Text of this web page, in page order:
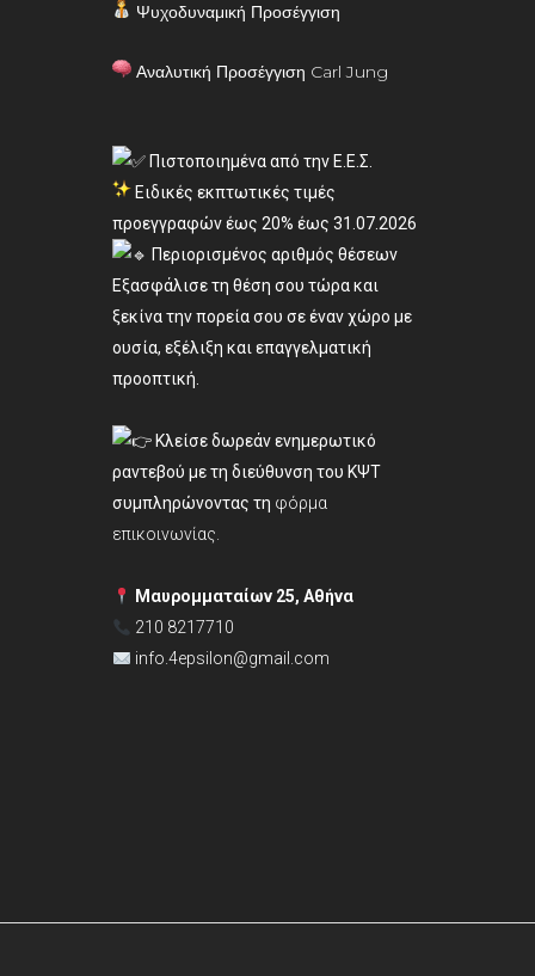
Ψυχοδυναμική Προσέγγιση
Αναλυτική Προσέγγιση Carl Jung
Πιστοποιημένα από την Ε.Ε.Σ.
Ειδικές εκπτωτικές τιμές
προεγγραφών έως 20% έως 31.07.2026
Περιορισμένος αριθμός θέσεων
Εξασφάλισε τη θέση σου τώρα και
ξεκίνα την πορεία σου σε έναν χώρο με
ουσία, εξέλιξη και επαγγελματική
προοπτική.
Κλείσε δωρεάν ενημερωτικό
ραντεβού με τη διεύθυνση του ΚΨΤ
συμπληρώνοντας τη φόρμα
επικοινωνίας.
Μαυρομματαίων 25, Αθήνα
210 8217710
info.4epsilon@gmail.com